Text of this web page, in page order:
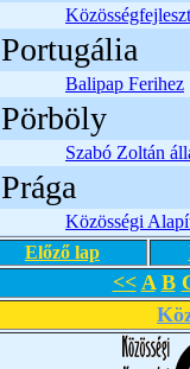
Portugália
Balipap Ferihez
Pörböly
Szabó Zoltán
Prága
Közösségi
Előző lap
<< A B